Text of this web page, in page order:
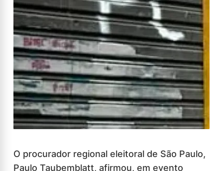
O procurador regional eleitoral de São Paulo,
Paulo Taubemblatt, afirmou, em evento